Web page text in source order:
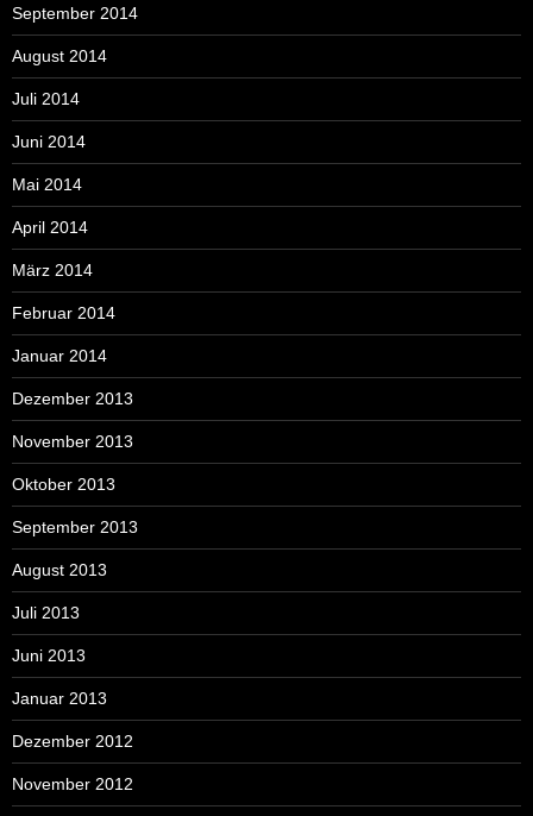
September 2014
August 2014
Juli 2014
Juni 2014
Mai 2014
April 2014
März 2014
Februar 2014
Januar 2014
Dezember 2013
November 2013
Oktober 2013
September 2013
August 2013
Juli 2013
Juni 2013
Januar 2013
Dezember 2012
November 2012